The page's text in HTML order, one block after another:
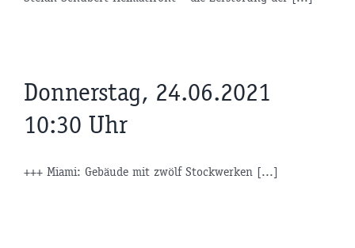
Donnerstag, 24.06.2021
10:30 Uhr
+++ Miami: Gebäude mit zwölf Stockwerken [...]